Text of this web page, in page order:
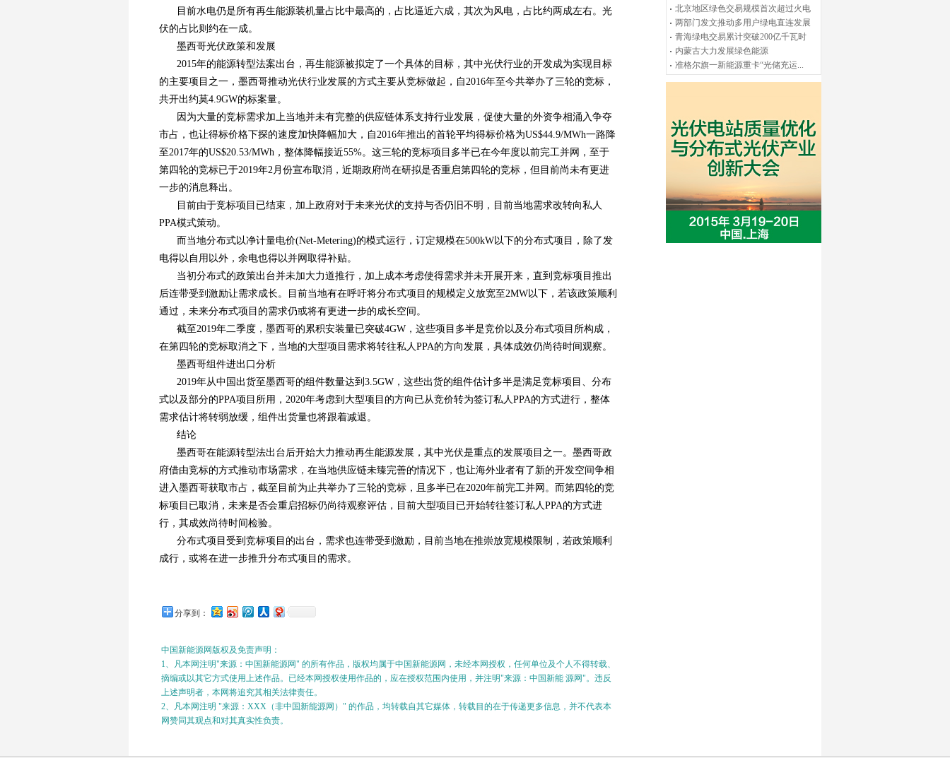
目前水电仍是所有再生能源装机量占比中最高的，占比逼近六成，其次为风电，占比约两成左右。光
伏的占比则约在一成。
墨西哥光伏政策和发展
2015年的能源转型法案出台，再生能源被拟定了一个具体的目标，其中光伏行业的开发成为实现目标
的主要项目之一，墨西哥推动光伏行业发展的方式主要从竞标做起，自2016年至今共举办了三轮的竞标，
共开出约莫4.9GW的标案量。
因为大量的竞标需求加上当地并未有完整的供应链体系支持行业发展，促使大量的外资争相涌入争夺
市占，也让得标价格下探的速度加快降幅加大，自2016年推出的首轮平均得标价格为US$44.9/MWh一路降
至2017年的US$20.53/MWh，整体降幅接近55%。这三轮的竞标项目多半已在今年度以前完工并网，至于
第四轮的竞标已于2019年2月份宣布取消，近期政府尚在研拟是否重启第四轮的竞标，但目前尚未有更进
一步的消息释出。
目前由于竞标项目已结束，加上政府对于未来光伏的支持与否仍旧不明，目前当地需求改转向私人
PPA模式策动。
而当地分布式以净计量电价(Net-Metering)的模式运行，订定规模在500kW以下的分布式项目，除了发
电得以自用以外，余电也得以并网取得补贴。
当初分布式的政策出台并未加大力道推行，加上成本考虑使得需求并未开展开来，直到竞标项目推出
后连带受到激励让需求成长。目前当地有在呼吁将分布式项目的规模定义放宽至2MW以下，若该政策顺利
通过，未来分布式项目的需求仍或将有更进一步的成长空间。
截至2019年二季度，墨西哥的累积安装量已突破4GW，这些项目多半是竞价以及分布式项目所构成，
在第四轮的竞标取消之下，当地的大型项目需求将转往私人PPA的方向发展，具体成效仍尚待时间观察。
墨西哥组件进出口分析
2019年从中国出货至墨西哥的组件数量达到3.5GW，这些出货的组件估计多半是满足竞标项目、分布
式以及部分的PPA项目所用，2020年考虑到大型项目的方向已从竞价转为签订私人PPA的方式进行，整体
需求估计将转弱放缓，组件出货量也将跟着减退。
结论
墨西哥在能源转型法出台后开始大力推动再生能源发展，其中光伏是重点的发展项目之一。墨西哥政
府借由竞标的方式推动市场需求，在当地供应链未臻完善的情况下，也让海外业者有了新的开发空间争相
进入墨西哥获取市占，截至目前为止共举办了三轮的竞标，且多半已在2020年前完工并网。而第四轮的竞
标项目已取消，未来是否会重启招标仍尚待观察评估，目前大型项目已开始转往签订私人PPA的方式进
行，其成效尚待时间检验。
分布式项目受到竞标项目的出台，需求也连带受到激励，目前当地在推崇放宽规模限制，若政策顺利
成行，或将在进一步推升分布式项目的需求。
分享到：
中国新能源网版权及免责声明：
1、凡本网注明"来源：中国新能源网" 的所有作品，版权均属于中国新能源网，未经本网授权，任何单位及个人不得转载、
摘编或以其它方式使用上述作品。已经本网授权使用作品的，应在授权范围内使用，并注明"来源：中国新能 源网"。违反
上述声明者，本网将追究其相关法律责任。
2、凡本网注明 "来源：XXX（非中国新能源网）" 的作品，均转载自其它媒体，转载目的在于传递更多信息，并不代表本
网赞同其观点和对其真实性负责。
北京地区绿色交易规模首次超过火电
两部门发文推动多用户绿电直连发展
青海绿电交易累计突破200亿千瓦时
内蒙古大力发展绿色能源
准格尔旗一新能源重卡“光储充运...